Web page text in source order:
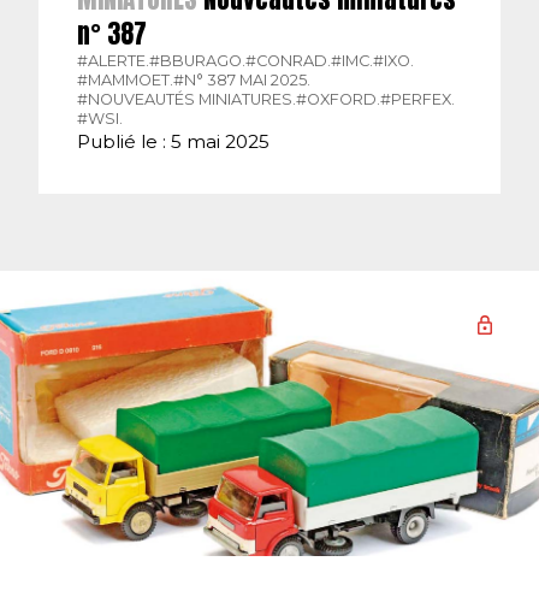
n° 387
#ALERTE.#BBURAGO.#CONRAD.#IMC.#IXO.
#MAMMOET.#N° 387 MAI 2025.
#NOUVEAUTÉS MINIATURES.#OXFORD.#PERFEX.
#WSI.
Publié le : 5 mai 2025